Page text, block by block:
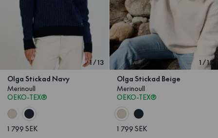
1/13
Olga Stickad Navy
Merinoull
OEKO-TEX®
1 799 SEK
1/15
Olga Stickad Beige
Merinoull
OEKO-TEX®
1 799 SEK